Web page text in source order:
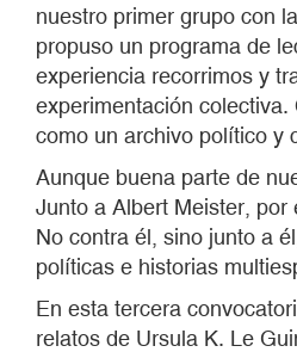
nuestro primer grupo con
propuso un programa de
experiencia recorrimos y
experimentación
como un archivo político y
Aunque buena parte de
Junto a Albert Meister, por
No contra él, sino junto a
políticas e historias
En esta tercera
relatos de Ursula K. Le